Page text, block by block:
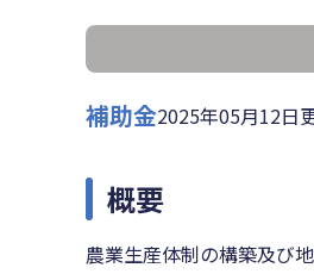
補助金2025年05月12日
概要
農業生産体制の構築及び